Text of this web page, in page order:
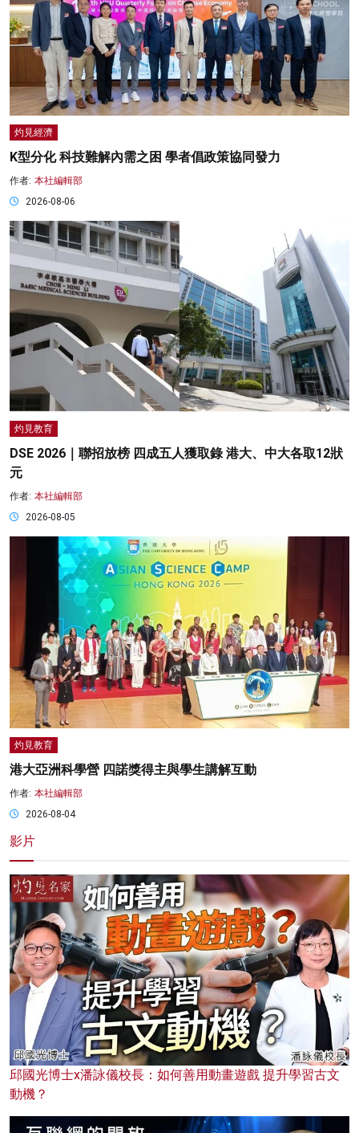
灼見經濟
K型分化 科技難解內需之困 學者倡政策協同發力
作者: 本社編輯部
2026-08-06
灼見教育
DSE 2026｜聯招放榜 四成五人獲取錄 港大、中大各取12狀
元
作者: 本社編輯部
2026-08-05
灼見教育
港大亞洲科學營 四諾獎得主與學生講解互動
作者: 本社編輯部
2026-08-04
影片
邱國光博士x潘詠儀校長：如何善用動畫遊戲 提升學習古文
動機？